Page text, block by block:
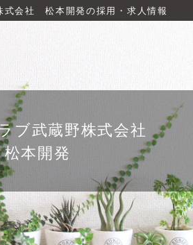
式会社 松本開発の採用・求人情報
ブ武蔵野株式会社
松本開発